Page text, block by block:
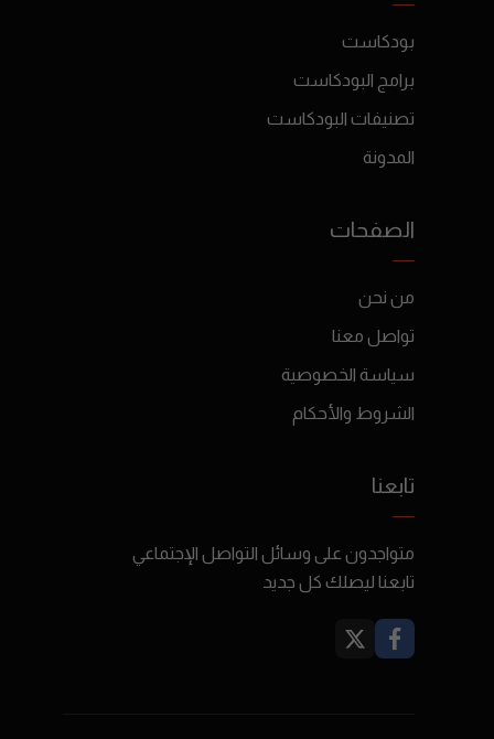
بودكاست
برامج البودكاست
تصنيفات البودكاست
المدونة
الصفحات
من نحن
تواصل معنا
سياسة الخصوصية
الشروط والأحكام
تابعنا
متواجدون على وسائل التواصل الإجتماعي
تابعنا ليصلك كل جديد